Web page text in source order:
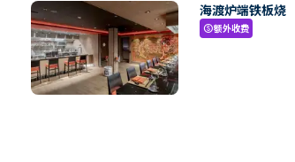
海渡炉端铁板烧
paid额外收费